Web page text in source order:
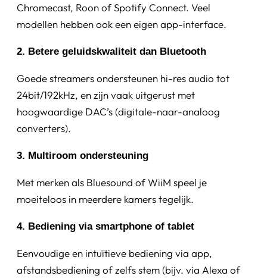
Chromecast, Roon of Spotify Connect. Veel
modellen hebben ook een eigen app-interface.
2. Betere geluidskwaliteit dan Bluetooth
Goede streamers ondersteunen hi-res audio tot
24bit/192kHz, en zijn vaak uitgerust met
hoogwaardige DAC’s (digitale-naar-analoog
converters).
3. Multiroom ondersteuning
Met merken als Bluesound of WiiM speel je
moeiteloos in meerdere kamers tegelijk.
4. Bediening via smartphone of tablet
Eenvoudige en intuïtieve bediening via app,
afstandsbediening of zelfs stem (bijv. via Alexa of